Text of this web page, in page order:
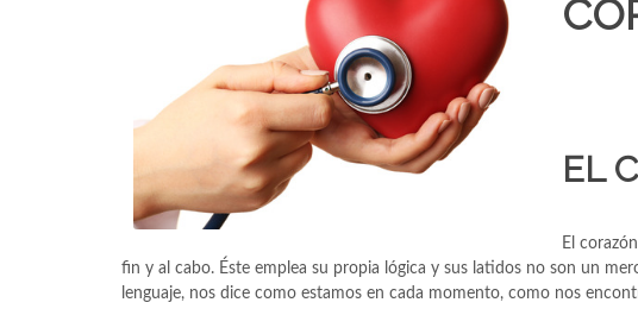
EL
El
fin y al cabo. Éste emplea su propia lógica y sus latidos no son un
lenguaje, nos dice como estamos en cada momento, como nos